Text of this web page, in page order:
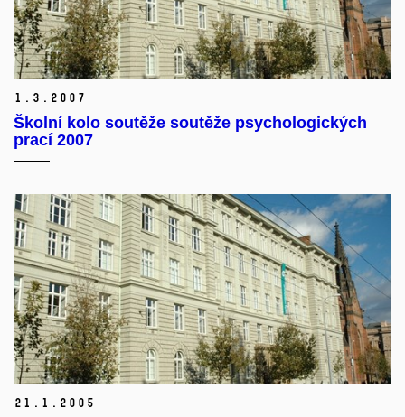
1. 3. 2007
Školní kolo soutěže soutěže psychologických
prací 2007
21. 1. 2005